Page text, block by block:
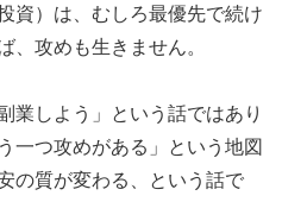
資）は、むしろ最優先で続け
、攻めも生きません。
業しよう」という話ではあり
一つ攻めがある」という地図
の質が変わる、という話で